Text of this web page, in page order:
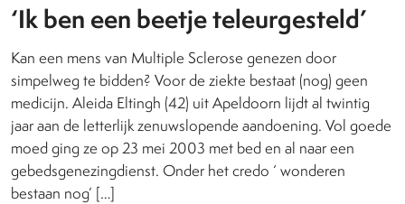
‘Ik ben een beetje teleurgesteld’
Kan een mens van Multiple Sclerose genezen door
simpelweg te bidden? Voor de ziekte bestaat (nog) geen
medicijn. Aleida Eltingh (42) uit Apeldoorn lijdt al twintig
jaar aan de letterlijk zenuwslopende aandoening. Vol goede
moed ging ze op 23 mei 2003 met bed en al naar een
gebedsgenezingdienst. Onder het credo ‘ wonderen
bestaan nog’ […]